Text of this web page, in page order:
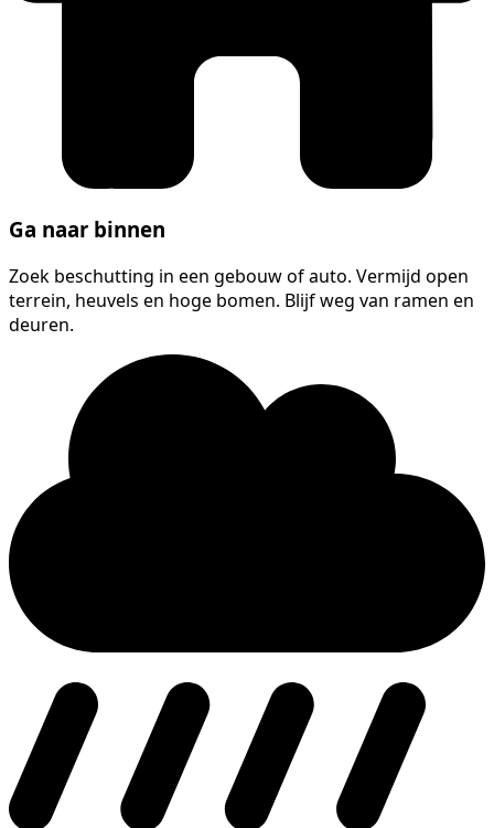
Ga naar binnen
Zoek beschutting in een gebouw of auto. Vermijd open
terrein, heuvels en hoge bomen. Blijf weg van ramen en
deuren.